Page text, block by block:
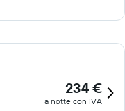
234 €
a notte con IVA